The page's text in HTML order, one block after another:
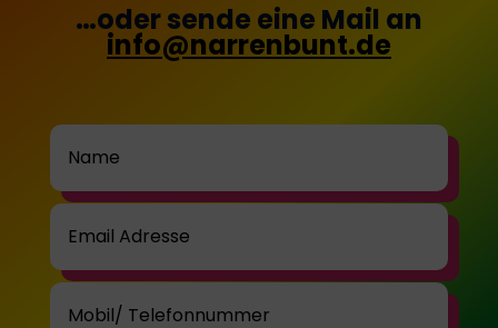
…oder sende eine Mail an
info@narrenbunt.de